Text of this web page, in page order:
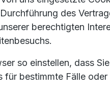
des
berechtigten
so einstellen, dass
für bestimmte Fälle